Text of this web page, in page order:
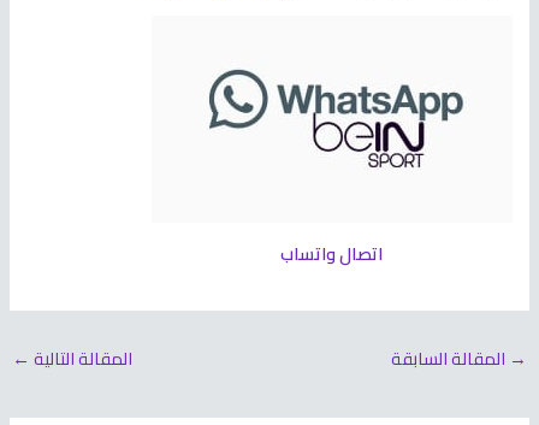
اتصال واتساب
→ المقالة السابقة المقالة التالية ←